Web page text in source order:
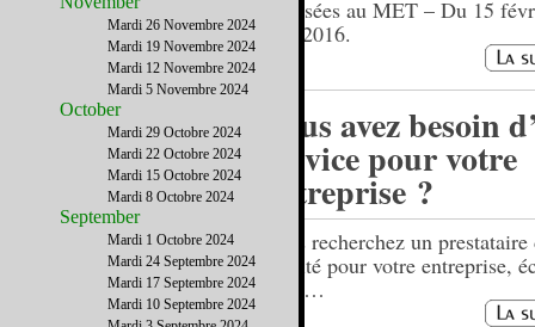
exposées au MET – Du 15
mai 2016.
Vous avez besoin
service pour votre
entreprise ?
Vous recherchez un prestataire
qualité pour votre entreprise,
nous…
Mardi 26 Novembre 2024
Mardi 19 Novembre 2024
Mardi 12 Novembre 2024
Mardi 5 Novembre 2024
October
Mardi 29 Octobre 2024
Mardi 22 Octobre 2024
Mardi 15 Octobre 2024
Mardi 8 Octobre 2024
September
Mardi 1 Octobre 2024
Mardi 24 Septembre 2024
Mardi 17 Septembre 2024
Mardi 10 Septembre 2024